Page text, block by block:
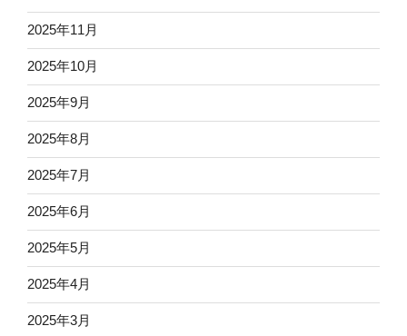
2025年11月
2025年10月
2025年9月
2025年8月
2025年7月
2025年6月
2025年5月
2025年4月
2025年3月